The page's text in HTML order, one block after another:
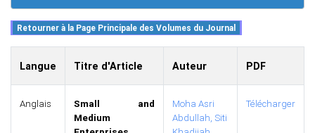
Langue Titre d'Article Auteur PDF
Anglais
Small and
Medium
Moha Asri
Abdullah, Siti
Télécharger